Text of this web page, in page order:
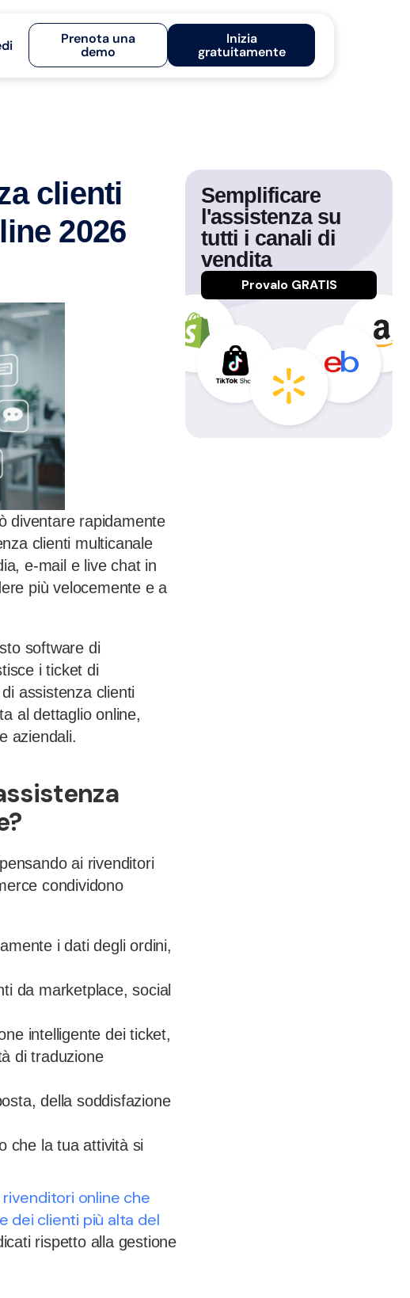
Prenota una
demo
Inizia
gratuitamente
clienti
2026
diventare rapidamente
clienti multicanale
e-mail e live chat in
più velocemente e a
software di
i ticket di
assistenza clienti
al dettaglio online,
aziendali.
ai rivenditori
condividono
i dati degli ordini,
da marketplace, social
intelligente dei ticket,
di traduzione
della soddisfazione
che la tua attività si
rivenditori online che
dei clienti più alta del
rispetto alla gestione
Semplificare
l'assistenza su
tutti i canali di
vendita
Provalo GRATIS